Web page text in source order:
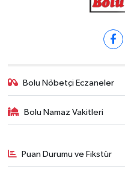
Bolu Nöbetçi Eczaneler
Bolu Namaz Vakitleri
Puan Durumu ve Fikstür